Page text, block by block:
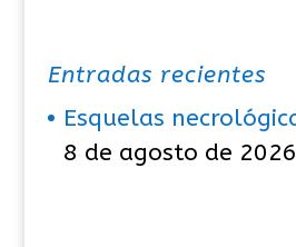
Entradas recientes
Esquelas
8 de agosto de 2026